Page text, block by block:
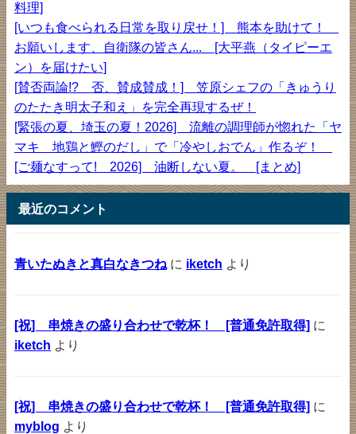
料理]
[いつも食べられる日常を取り戻せ！] 熊本を助けて！
お願いします、自衛隊の皆さん... [大平燕（タイピーエ
ン）を届けたい]
[賛否両論!? 否、賛成賛成！] 笠原シェフの「きゅうり
のたたき明太子和え」を完全再現するぜ！
[緊張の夏、埼玉の夏！2026] 流離の調理師が惚れた「ヤ
マキ 地鶏と鰹のだし」で「冷やしおでん」作るぞ！
[ご麺なすって! 2026] 油断しない夏。 [まとめ]
最近のコメント
青いたぬきと真白なきつね に iketch より
[祝] 串焼きの盛り合わせで乾杯！ [普通免許取得] に
iketch より
[祝] 串焼きの盛り合わせで乾杯！ [普通免許取得] に
myblog より